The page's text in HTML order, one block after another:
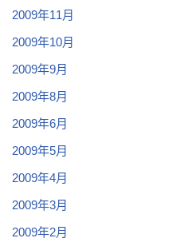
2009年11月
2009年10月
2009年9月
2009年8月
2009年6月
2009年5月
2009年4月
2009年3月
2009年2月